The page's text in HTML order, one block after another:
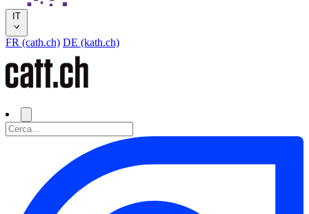
IT
FR (cath.ch) DE (kath.ch)